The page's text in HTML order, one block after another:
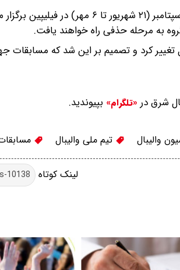
مسابقات والیبال قهرمانی جهان از ۱۲ تا ۲۸
به مرحله حذفی راه خواهند یافت.
شرق در «تلگرام» بپیوندید.
والیبال تیم ملی والیبال
لینک کوتاه